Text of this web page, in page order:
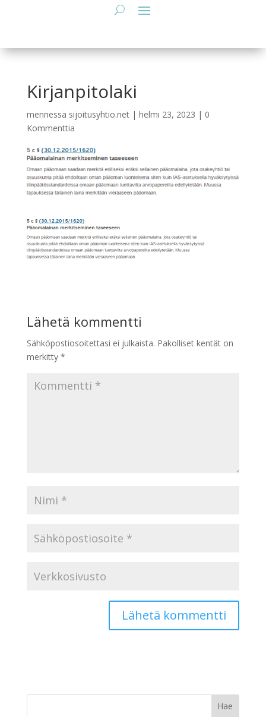
Kirjanpitolaki
mennessä sijoitusyhtio.net| helmi 23, 2023 | 0
Kommenttia
Lähetä kommentti
Sähköpostiosoitettasi ei julkaista. Pakolliset kentät on
merkitty *